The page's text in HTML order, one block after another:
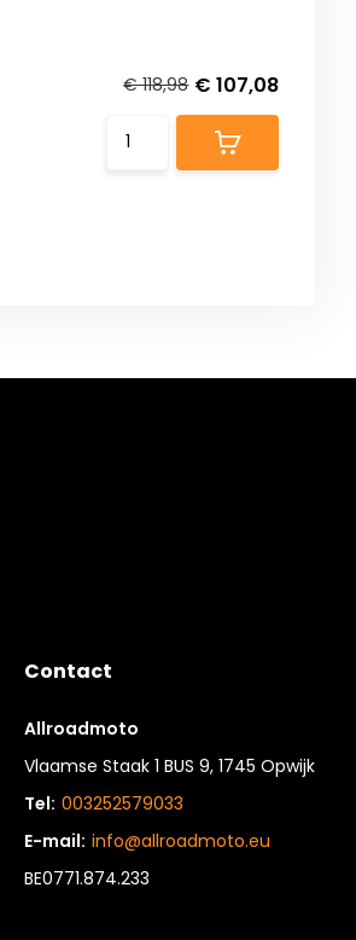
€ 118,98 € 107,08
Contact
Allroadmoto
Vlaamse Staak 1 BUS 9, 1745 Opwijk
Tel: 003252579033
E-mail: info@allroadmoto.eu
BE0771.874.233